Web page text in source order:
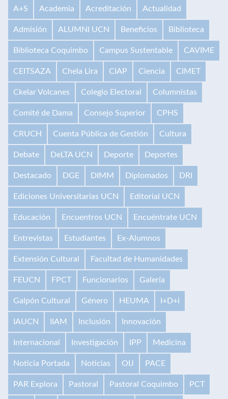
A+S Academia Acreditación Actualidad
Admisión ALUMNI UCN Beneficios Biblioteca
Biblioteca Coquimbo Campus Sustentable CAVIME
CEITSAZA Chela Lira CIAP Ciencia CIMET
Ckelar Volcanes Colegio Electoral Columnistas
Comité de Dama Consejo Superior CPHS
CRUCH Cuenta Pública de Gestión Cultura
Debate DeLTA UCN Deporte Deportes
Destacado DGE DIMM Diplomados DRI
Ediciones Universitarias UCN Editorial UCN
Educación Encuentros UCN Encuéntrate UCN
Entrevistas Estudiantes Ex-Alumnos
Extensión Cultural Facultad de Humanidades
FEUCN FPCT Funcionarios Galería
Galpón Cultural Género HEUMA I+D+i
IAUCN IIAM Inclusión Innovación
Internacional Investigación IPP Medicina
Noticia Portada Noticias OIJ PACE
PAR Explora Pastoral Pastoral Coquimbo PCT